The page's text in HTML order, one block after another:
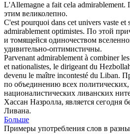
L'Allemagne a fait cela admirablement.
этим великолепно.
C'est pourquoi dans cet univers vaste et
admirablement optimistes. По этой
и томящейся одиночеством
удивительно-оптимистичны.
Parvenant admirablement à combiner
et nationalistes, le dirigeant du
devenu le maître incontesté du Liban.
по объединению всех
националистических ливанских
Хассан Назролла, является сегодня
Ливана.
Больше
Примеры употребления слов в